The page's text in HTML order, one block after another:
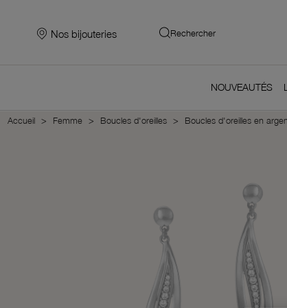
Nos bijouteries Rechercher
NOUVEAUTÉS
Accueil Femme Boucles d'oreilles Boucles d'oreilles en